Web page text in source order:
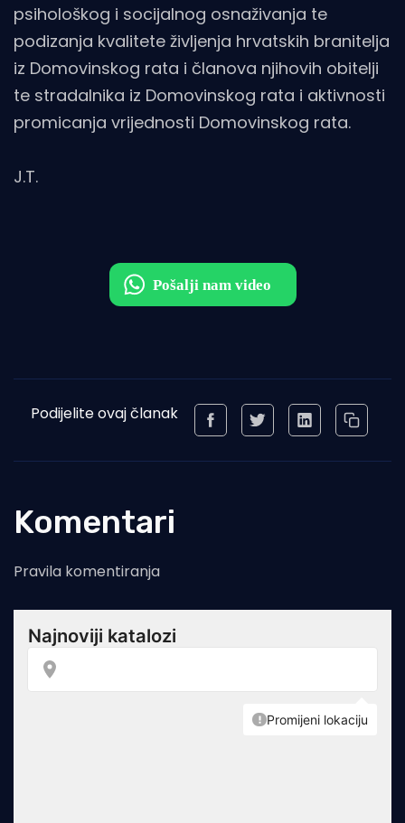
psihološkog i socijalnog osnaživanja te
podizanja kvalitete življenja hrvatskih branitelja
iz Domovinskog rata i članova njihovih obitelji
te stradalnika iz Domovinskog rata i aktivnosti
promicanja vrijednosti Domovinskog rata.
J.T.
Podijelite ovaj članak
Komentari
Pravila komentiranja